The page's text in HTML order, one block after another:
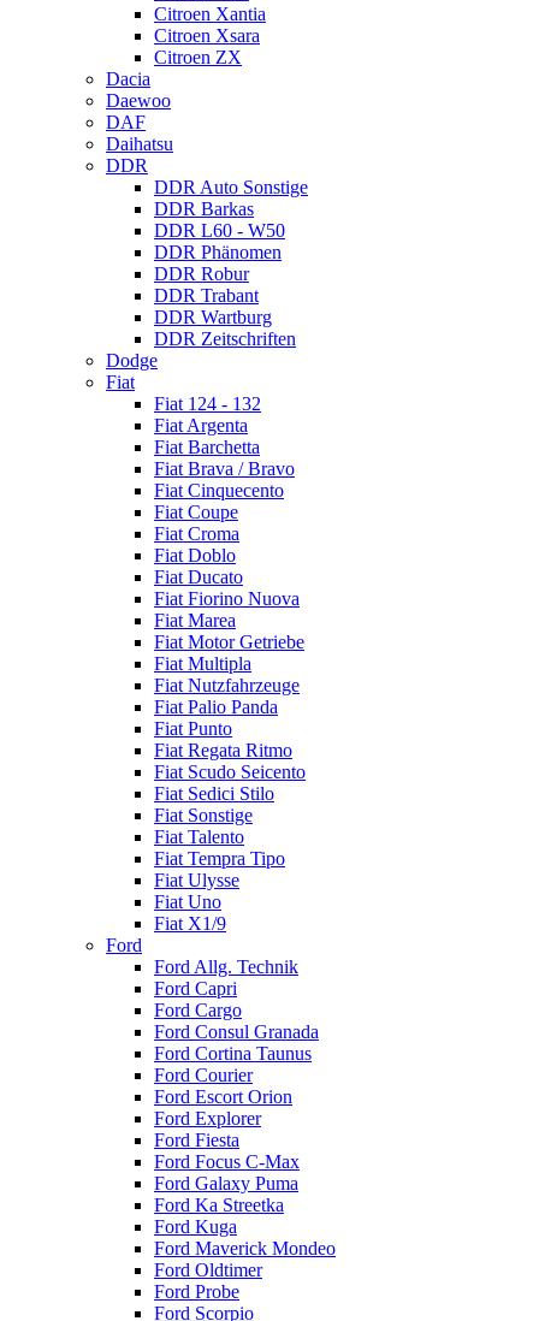
Citroen Xantia
Citroen Xsara
Citroen ZX
Dacia
Daewoo
DAF
Daihatsu
DDR
DDR Auto Sonstige
DDR Barkas
DDR L60 - W50
DDR Phänomen
DDR Robur
DDR Trabant
DDR Wartburg
DDR Zeitschriften
Dodge
Fiat
Fiat 124 - 132
Fiat Argenta
Fiat Barchetta
Fiat Brava / Bravo
Fiat Cinquecento
Fiat Coupe
Fiat Croma
Fiat Doblo
Fiat Ducato
Fiat Fiorino Nuova
Fiat Marea
Fiat Motor Getriebe
Fiat Multipla
Fiat Nutzfahrzeuge
Fiat Palio Panda
Fiat Punto
Fiat Regata Ritmo
Fiat Scudo Seicento
Fiat Sedici Stilo
Fiat Sonstige
Fiat Talento
Fiat Tempra Tipo
Fiat Ulysse
Fiat Uno
Fiat X1/9
Ford
Ford Allg. Technik
Ford Capri
Ford Cargo
Ford Consul Granada
Ford Cortina Taunus
Ford Courier
Ford Escort Orion
Ford Explorer
Ford Fiesta
Ford Focus C-Max
Ford Galaxy Puma
Ford Ka Streetka
Ford Kuga
Ford Maverick Mondeo
Ford Oldtimer
Ford Probe
Ford Scorpio